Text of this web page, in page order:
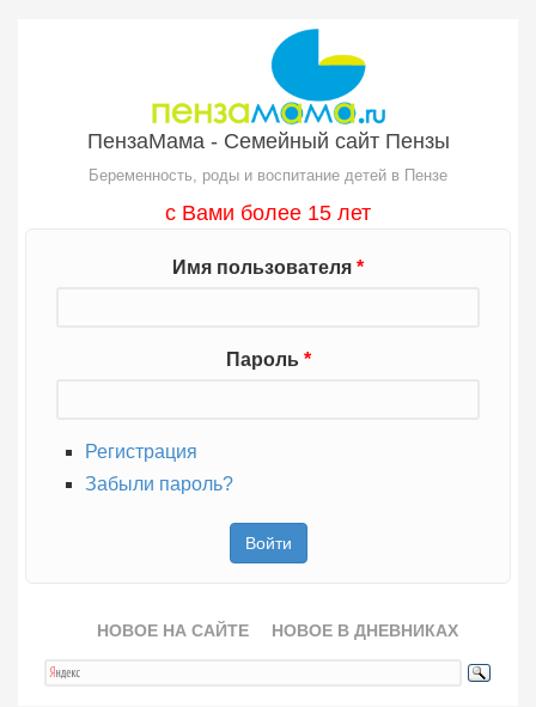
ПензаМама - Семейный сайт Пензы
Беременность, роды и воспитание детей в Пензе
с Вами более 15 лет
Имя пользователя *
Пароль *
Регистрация
Забыли пароль?
НОВОЕ НА САЙТЕ НОВОЕ В ДНЕВНИКАХ